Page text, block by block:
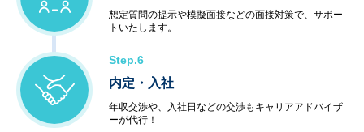
想定質問の提示や模擬面接などの面接対策で、サポー
トいたします。
Step.6
内定・入社
年収交渉や、入社日などの交渉もキャリアアドバイザ
ーが代行！